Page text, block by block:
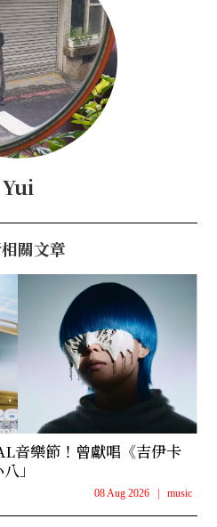
Yui
關文章
音樂節！曾獻唱《吉伊卡
」
08 Aug 2026 music